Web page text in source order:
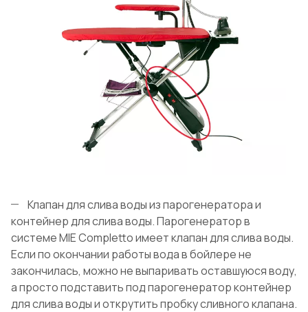
Клапан для слива воды из парогенератора и
контейнер для слива воды. Парогенератор в
системе MIE Completto имеет клапан для слива воды.
Если по окончании работы вода в бойлере не
закончилась, можно не выпаривать оставшуюся воду,
а просто подставить под парогенератор контейнер
для слива воды и открутить пробку сливного клапана.